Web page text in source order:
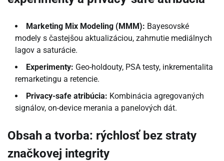
Marketing Mix Modeling (MMM): Bayesovské
modely s častejšou aktualizáciou, zahrnutie mediálnych
lagov a saturácie.
Experimenty: Geo-holdouty, PSA testy, inkrementalita
remarketingu a retencie.
Privacy-safe atribúcia: Kombinácia agregovaných
signálov, on-device merania a panelových dát.
Obsah a tvorba: rýchlosť bez straty
značkovej integrity